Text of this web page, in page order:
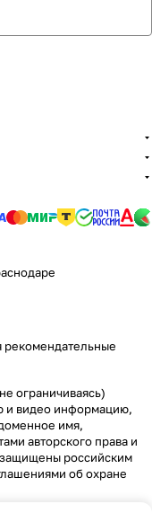
рекомендательные
ограничиваясь)
и видео информацию,
имя,
авторского права и
защищены российским
об охране